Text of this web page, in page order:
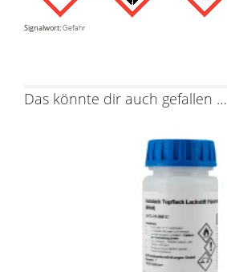
Signalwort:Gefahr
Das könnte dir auch gefallen …